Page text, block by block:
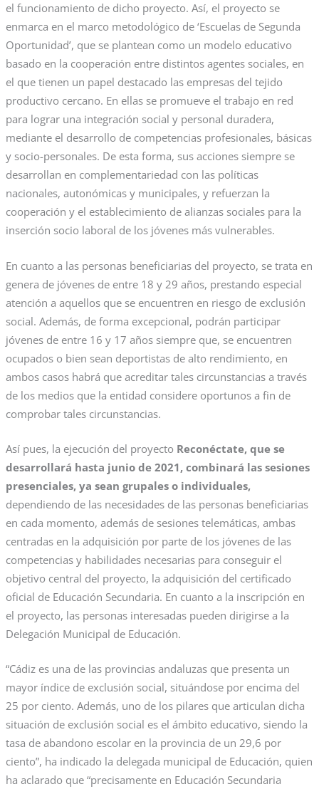
el funcionamiento de dicho proyecto. Así, el proyecto se
enmarca en el marco metodológico de ‘Escuelas de Segunda
Oportunidad’, que se plantean como un modelo educativo
basado en la cooperación entre distintos agentes sociales, en
el que tienen un papel destacado las empresas del tejido
productivo cercano. En ellas se promueve el trabajo en red
para lograr una integración social y personal duradera,
mediante el desarrollo de competencias profesionales, básicas
y socio-personales. De esta forma, sus acciones siempre se
desarrollan en complementariedad con las políticas
nacionales, autonómicas y municipales, y refuerzan la
cooperación y el establecimiento de alianzas sociales para la
inserción socio laboral de los jóvenes más vulnerables.
En cuanto a las personas beneficiarias del proyecto, se trata en
genera de jóvenes de entre 18 y 29 años, prestando especial
atención a aquellos que se encuentren en riesgo de exclusión
social. Además, de forma excepcional, podrán participar
jóvenes de entre 16 y 17 años siempre que, se encuentren
ocupados o bien sean deportistas de alto rendimiento, en
ambos casos habrá que acreditar tales circunstancias a través
de los medios que la entidad considere oportunos a fin de
comprobar tales circunstancias.
Así pues, la ejecución del proyecto Reconéctate, que se
desarrollará hasta junio de 2021, combinará las sesiones
presenciales, ya sean grupales o individuales,
dependiendo de las necesidades de las personas beneficiarias
en cada momento, además de sesiones telemáticas, ambas
centradas en la adquisición por parte de los jóvenes de las
competencias y habilidades necesarias para conseguir el
objetivo central del proyecto, la adquisición del certificado
oficial de Educación Secundaria. En cuanto a la inscripción en
el proyecto, las personas interesadas pueden dirigirse a la
Delegación Municipal de Educación.
“Cádiz es una de las provincias andaluzas que presenta un
mayor índice de exclusión social, situándose por encima del
25 por ciento. Además, uno de los pilares que articulan dicha
situación de exclusión social es el ámbito educativo, siendo la
tasa de abandono escolar en la provincia de un 29,6 por
ciento”, ha indicado la delegada municipal de Educación, quien
ha aclarado que “precisamente en Educación Secundaria